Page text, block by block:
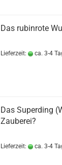
Das rubinrote
Lieferzeit: ca. 3-4
Das Superding
Zauberei?
Lieferzeit: ca. 3-4